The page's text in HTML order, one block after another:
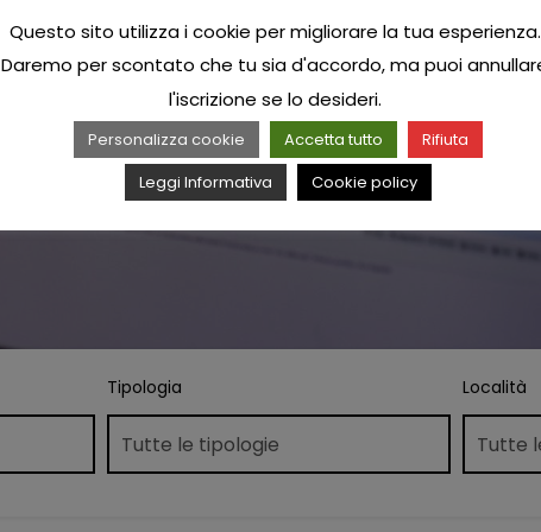
Tipologia Località
Questo sito utilizza i cookie per migliorare la tua esperienza.
Daremo per scontato che tu sia d'accordo, ma puoi
l'iscrizione se lo desideri.
Personalizza cookie Accetta tutto
Rifiuta
Leggi Informativa
Cookie policy